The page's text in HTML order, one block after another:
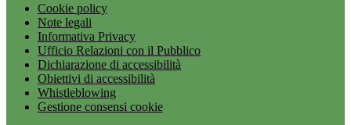
Cookie policy
Note legali
Informativa Privacy
Ufficio Relazioni con il Pubblico
Dichiarazione di accessibilità
Obiettivi di accessibilità
Whistleblowing
Gestione consensi cookie